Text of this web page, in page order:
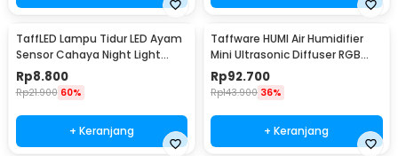
TaffLED Lampu Tidur LED Ayam
Sensor Cahaya Night Light
Warm White 5W - GY01
Rp8.800
Rp21.900 60%
+ Keranjang
Taffware HUMI Air Humidifier
Mini Ultrasonic Diffuser RGB
500ml Remote - HUMI H14A
Rp92.700
Rp143.900 36%
+ Keranjang